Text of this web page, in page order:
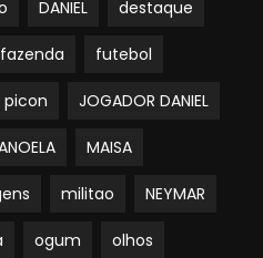
DANIEL destaque
fazenda futebol
picon JOGADOR DANIEL
MAISA
militao NEYMAR
ogum olhos